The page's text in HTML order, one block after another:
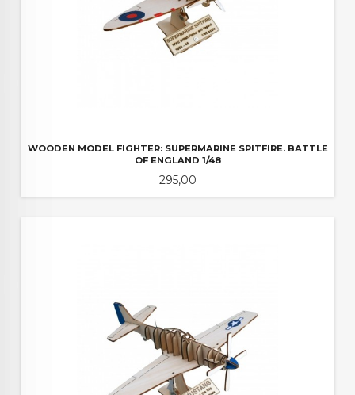
WOODEN MODEL FIGHTER: SUPERMARINE SPITFIRE. BATTLE
OF ENGLAND 1/48
Pris
295,00